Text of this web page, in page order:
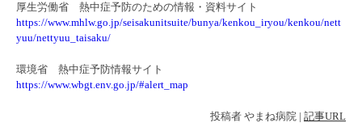
厚生労働省 熱中症予防のための情報・資料サイト
https://www.mhlw.go.jp/seisakunitsuite/bunya/kenkou_iryou/kenkou/nett
yuu/nettyuu_taisaku/
環境省 熱中症予防情報サイト
https://www.wbgt.env.go.jp/#alert_map
投稿者 やまね病院 | 記事URL